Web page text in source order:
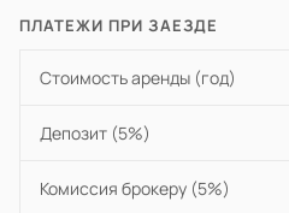
ПЛАТЕЖИ ПРИ ЗАЕЗДЕ
Стоимость аренды (год)
Депозит (5%)
Комиссия брокеру (5%)